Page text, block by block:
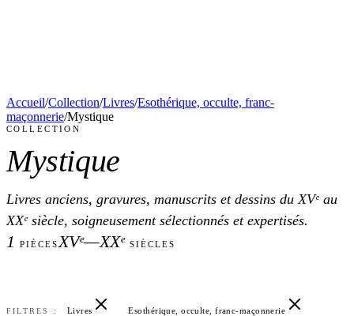
Accueil/Collection/Livres/Esothérique, occulte, franc-
maçonnerie/Mystique
COLLECTION
Mystique
Livres anciens, gravures, manuscrits et dessins du XVᵉ au
XXᵉ siècle, soigneusement sélectionnés et expertisés.
1 PIÈCESXVᵉ—XXᵉ SIÈCLES
FILTRES : Livres Esothérique, occulte, franc-maçonnerie